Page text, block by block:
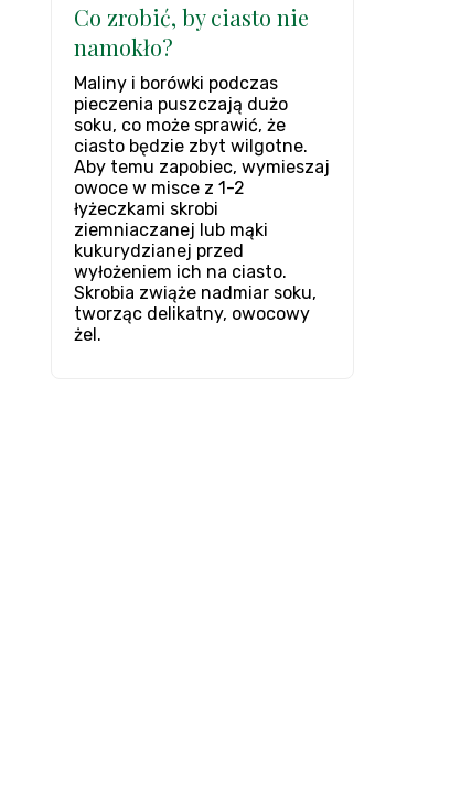
Co zrobić, by ciasto nie
namokło?
Maliny i borówki podczas
pieczenia puszczają dużo
soku, co może sprawić, że
ciasto będzie zbyt wilgotne.
Aby temu zapobiec, wymieszaj
owoce w misce z 1-2
łyżeczkami skrobi
ziemniaczanej lub mąki
kukurydzianej przed
wyłożeniem ich na ciasto.
Skrobia zwiąże nadmiar soku,
tworząc delikatny, owocowy
żel.